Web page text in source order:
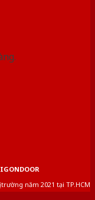
năm 2021 tại TP.HCM